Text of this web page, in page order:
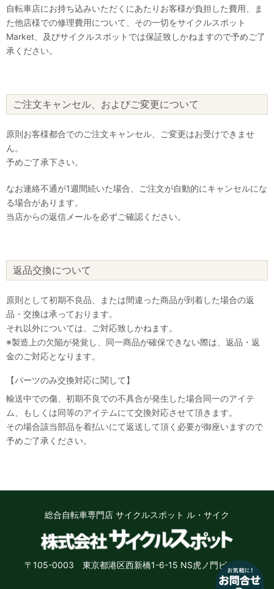
自転車店にお持ち込みいただくにあたりお客様が負担した費用、ま
た他店様での修理費用について、その一切をサイクルスポット
Market、及びサイクルスポットでは保証致しかねますので予めご了
承ください。
ご注文キャンセル、およびご変更について
原則お客様都合でのご注文キャンセル、ご変更はお受けできませ
ん。
予めご了承下さい。
なお連絡不通が1週間続いた場合、ご注文が自動的にキャンセルにな
る場合があります。
当店からの返信メールを必ずご確認ください。
返品交換について
原則として初期不良品、または間違った商品が到着した場合の返
品・交換は承っております。
それ以外については、ご対応致しかねます。
※製造上の欠陥が発覚し、同一商品が確保できない際は、返品・返
金のご対応となります。
【パーツのみ交換対応に関して】
輸送中での傷、初期不良での不具合が発生した場合同一のアイテ
ム、もしくは同等のアイテムにて交換対応させて頂きます。
その場合該当部品を着払いにて返送して頂く必要が御座いますので
予めご了承ください。
総合自転車専門店 サイクルスポット ル・サイク
〒105-0003 東京都港区西新橋1-6-15 NS虎ノ門ビル8階
なにかお困りのことはございますか？
いいえ、結構です